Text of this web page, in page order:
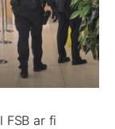
FSB ar fi